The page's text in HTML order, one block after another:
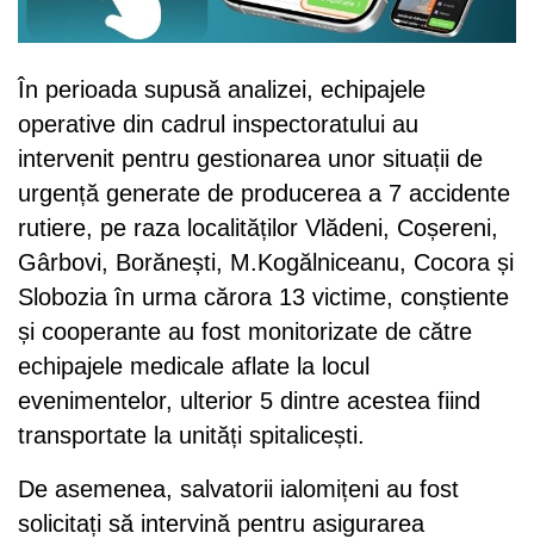
În perioada supusă analizei, echipajele
operative din cadrul inspectoratului au
intervenit pentru gestionarea unor situații de
urgență generate de producerea a 7 accidente
rutiere, pe raza localităților Vlădeni, Coșereni,
Gârbovi, Borănești, M.Kogălniceanu, Cocora și
Slobozia în urma cărora 13 victime, conștiente
și cooperante au fost monitorizate de către
echipajele medicale aflate la locul
evenimentelor, ulterior 5 dintre acestea fiind
transportate la unități spitalicești.
De asemenea, salvatorii ialomițeni au fost
solicitați să intervină pentru asigurarea